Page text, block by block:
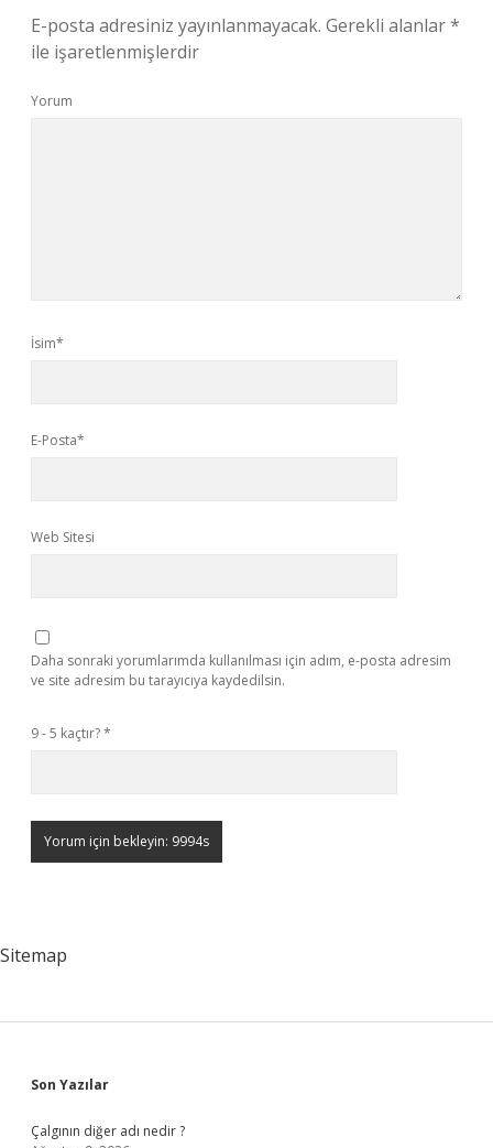
E-posta adresiniz yayınlanmayacak. Gerekli alanlar*
ile işaretlenmişlerdir
Yorum
İsim*
E-Posta*
Web Sitesi
Daha sonraki yorumlarımda kullanılması için adım, e-posta adresim
ve site adresim bu tarayıcıya kaydedilsin.
9 - 5 kaçtır?*
Sitemap
Sidebar
Son Yazılar
Çalgının diğer adı nedir ?